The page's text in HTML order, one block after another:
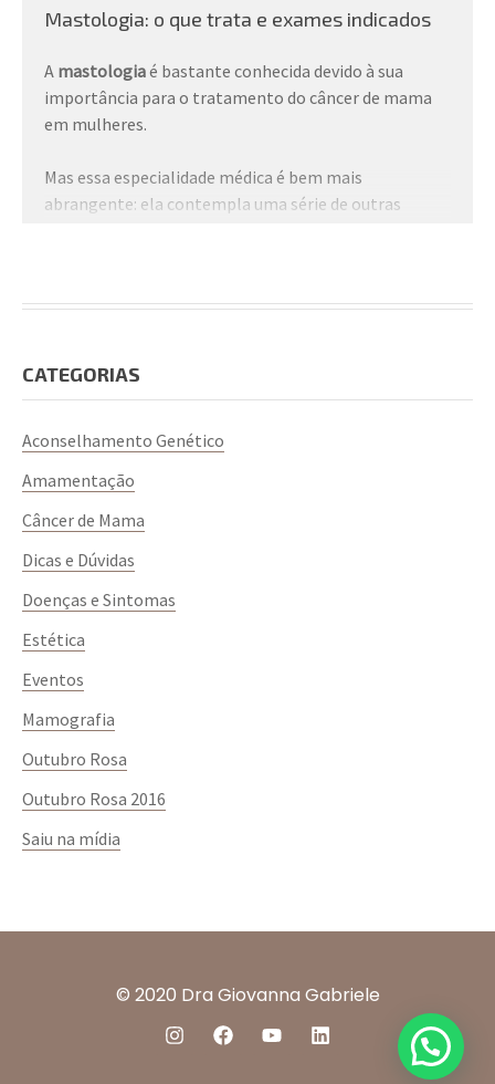
Mastologia: o que trata e exames indicados
A mastologiaé bastante conhecida devido à sua
importância para o tratamento do câncer de mama
em mulheres.
Mas essa especialidade médica é bem mais
abrangente: ela contempla uma série de outras
Mastologia o que é?
A mastologia é a área da medicina especializada na
saúde das mamas.
O médico mastologista atende tanto mulheres como
homens, sendo responsável pelo diagnóstico e pelo
tratamento de condições como:
Mastalgia (dor mamária);
Ginecomastia (aumento das glândulas mamárias
em homens);
Polimastia (aumento do número de mamas em
mulheres);
Quando procurar um
mastologista
CATEGORIAS
Aconselhamento Genético
Amamentação
Câncer de Mama
Dicas e Dúvidas
Doenças e Sintomas
Estética
Eventos
Mamografia
Outubro Rosa
Outubro Rosa 2016
Saiu na mídia
© 2020 Dra Giovanna Gabriele